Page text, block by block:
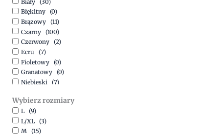
Biały (30)
Błękitny (0)
Brązowy (11)
Czarny (100)
Czerwony (2)
Ecru
(7)
Fioletowy (0)
Granatowy (0)
Niebieski (7)
Pomarańczowy (2)
Różowy
Srebrny
Szary
Wybierz rozmiary
L (9)
L/XL (3)
M (15)